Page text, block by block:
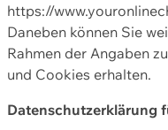
https://
Daneben können Sie
Rahmen der Angaben
und Cookies erhalten.
Datenschutzerklärung